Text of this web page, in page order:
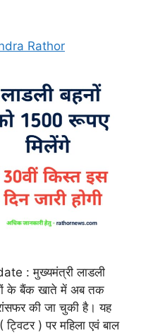
Rathor
: मुख्यमंत्री लाडली
के बैंक खाते में अब तक
की जा चुकी है। यह
ट्विटर ) पर महिला एवं बाल